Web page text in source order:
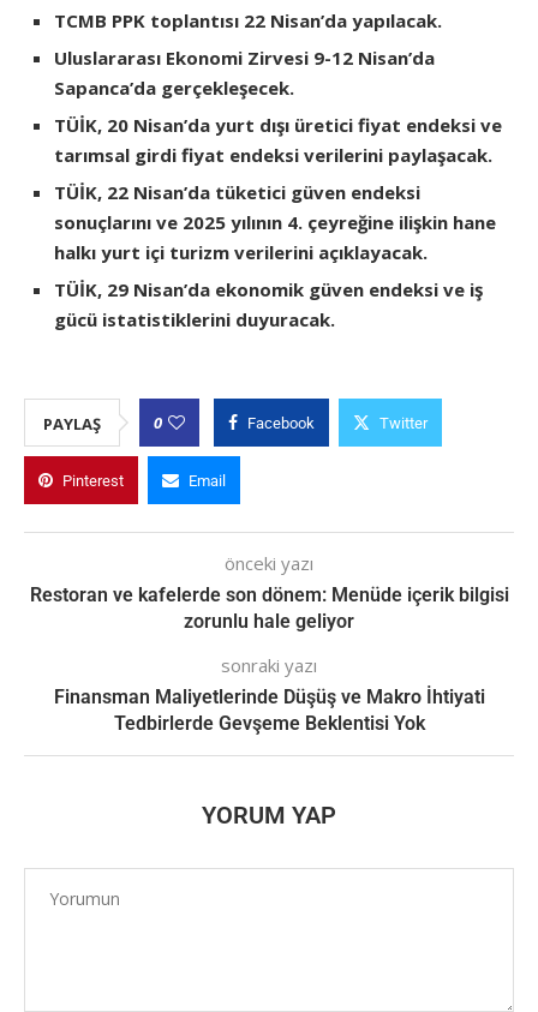
TCMB PPK toplantısı 22 Nisan’da yapılacak.
Uluslararası Ekonomi Zirvesi 9-12 Nisan’da
Sapanca’da gerçekleşecek.
TÜİK, 20 Nisan’da yurt dışı üretici fiyat endeksi ve
tarımsal girdi fiyat endeksi verilerini paylaşacak.
TÜİK, 22 Nisan’da tüketici güven endeksi
sonuçlarını ve 2025 yılının 4. çeyreğine ilişkin hane
halkı yurt içi turizm verilerini açıklayacak.
TÜİK, 29 Nisan’da ekonomik güven endeksi ve iş
gücü istatistiklerini duyuracak.
PAYLAŞ 0 Facebook Twitter
Pinterest Email
önceki yazı
Restoran ve kafelerde son dönem: Menüde içerik bilgisi
zorunlu hale geliyor
sonraki yazı
Finansman Maliyetlerinde Düşüş ve Makro İhtiyati
Tedbirlerde Gevşeme Beklentisi Yok
YORUM YAP